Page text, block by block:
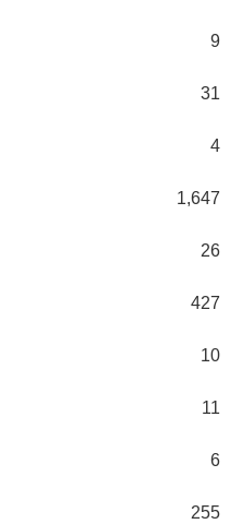
9
31
4
1,647
26
427
10
11
6
255